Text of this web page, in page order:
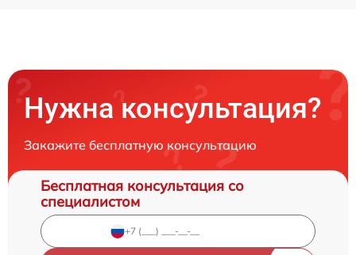
Нужна консультация?
Закажите бесплатную консультацию
Бесплатная консультация со
специалистом